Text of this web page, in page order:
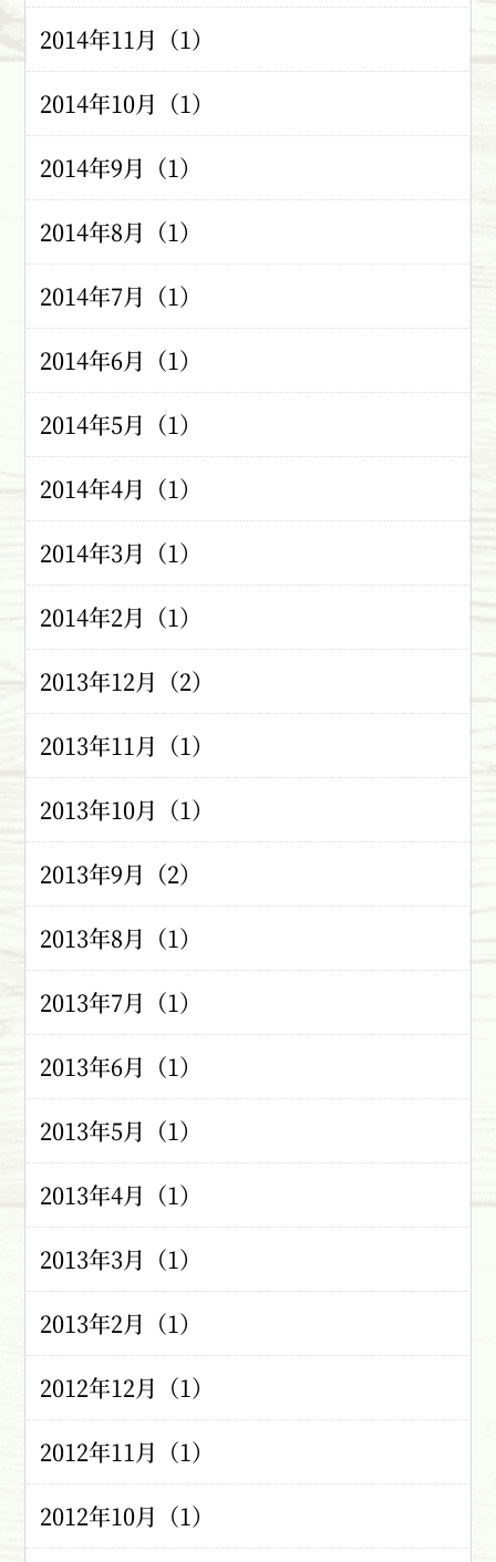
2014年11月（1）
2014年10月（1）
2014年9月（1）
2014年8月（1）
2014年7月（1）
2014年6月（1）
2014年5月（1）
2014年4月（1）
2014年3月（1）
2014年2月（1）
2013年12月（2）
2013年11月（1）
2013年10月（1）
2013年9月（2）
2013年8月（1）
2013年7月（1）
2013年6月（1）
2013年5月（1）
2013年4月（1）
2013年3月（1）
2013年2月（1）
2012年12月（1）
2012年11月（1）
2012年10月（1）